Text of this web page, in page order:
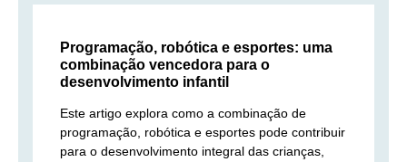
Programação, robótica e esportes: uma
combinação vencedora para o
desenvolvimento infantil
Este artigo explora como a combinação de
programação, robótica e esportes pode contribuir
para o desenvolvimento integral das crianças,